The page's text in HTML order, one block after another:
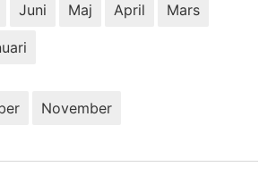
Juni Maj April Mars
November